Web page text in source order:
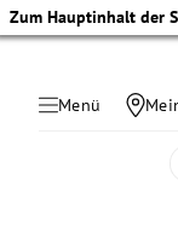
Zum Hauptinhalt der
Menü